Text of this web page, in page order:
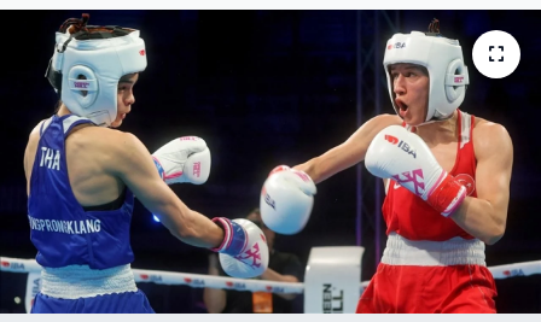
Oyun
Ramazan
Resmi İlanlar
Rüya Tabirleri
Sağlık